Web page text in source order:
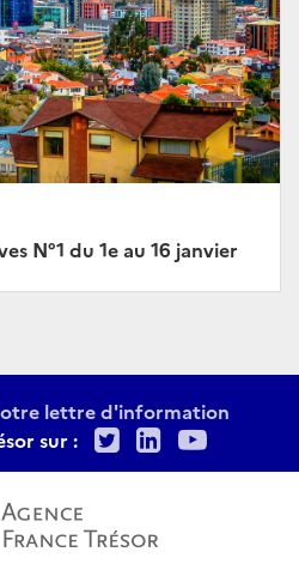
N°1 du 1e au 16 janvier
lettre d'information
sur :
TwitterLinkedIn